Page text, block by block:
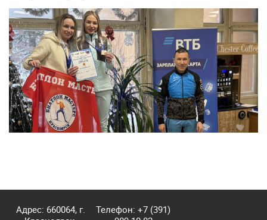
Адрес: 660064, г.
Телефон:+7 (391)